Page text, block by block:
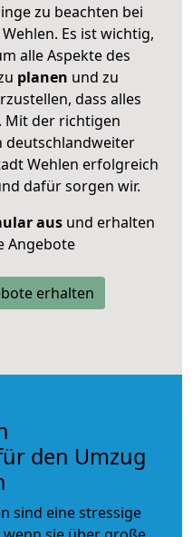
zu beachten bei
Es ist wichtig,
alle Aspekte des
planen und zu
dass alles
Mit der richtigen
deutschlandweiter
Wehlen erfolgreich
dafür sorgen wir.
ausund erhalten
Angebote
erhalten
den Umzug
sind eine stressige